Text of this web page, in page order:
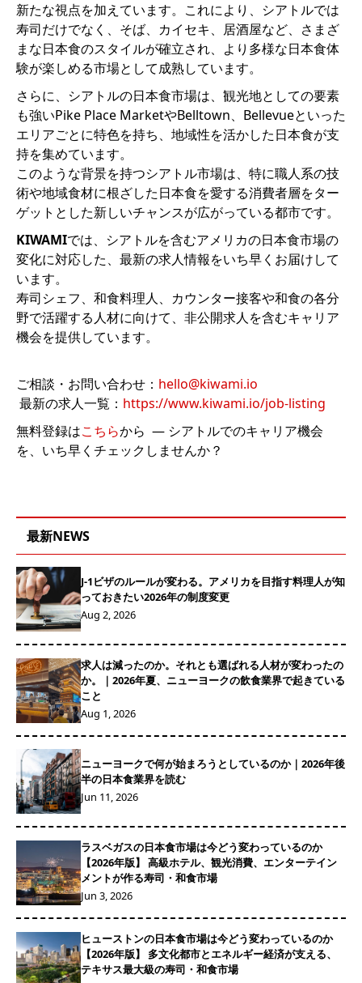
新たな視点を加えています。これにより、シアトルでは
寿司だけでなく、そば、カイセキ、居酒屋など、さまざ
まな日本食のスタイルが確立され、より多様な日本食体
験が楽しめる市場として成熟しています。
さらに、シアトルの日本食市場は、観光地としての要素
も強いPike Place MarketやBelltown、Bellevueといった
エリアごとに特色を持ち、地域性を活かした日本食が支
持を集めています。
このような背景を持つシアトル市場は、特に職人系の技
術や地域食材に根ざした日本食を愛する消費者層をター
ゲットとした新しいチャンスが広がっている都市です。
KIWAMIでは、シアトルを含むアメリカの日本食市場の
変化に対応した、最新の求人情報をいち早くお届けして
います。
寿司シェフ、和食料理人、カウンター接客や和食の各分
野で活躍する人材に向けて、非公開求人を含むキャリア
機会を提供しています。
ご相談・お問い合わせ： hello@kiwami.io
‍ 最新の求人一覧： https://www.kiwami.io/job-listing
無料登録はこちらから — シアトルでのキャリア機会
を、いち早くチェックしませんか？
最新NEWS
J-1ビザのルールが変わる。アメリカを目指す料理人が知
っておきたい2026年の制度変更
Aug 2, 2026
求人は減ったのか。それとも選ばれる人材が変わったの
か。｜2026年夏、ニューヨークの飲食業界で起きている
こと
Aug 1, 2026
ニューヨークで何が始まろうとしているのか｜2026年後
半の日本食業界を読む
Jun 11, 2026
ラスベガスの日本食市場は今どう変わっているのか
【2026年版】 高級ホテル、観光消費、エンターテイン
メントが作る寿司・和食市場
Jun 3, 2026
ヒューストンの日本食市場は今どう変わっているのか
【2026年版】 多文化都市とエネルギー経済が支える、
テキサス最大級の寿司・和食市場